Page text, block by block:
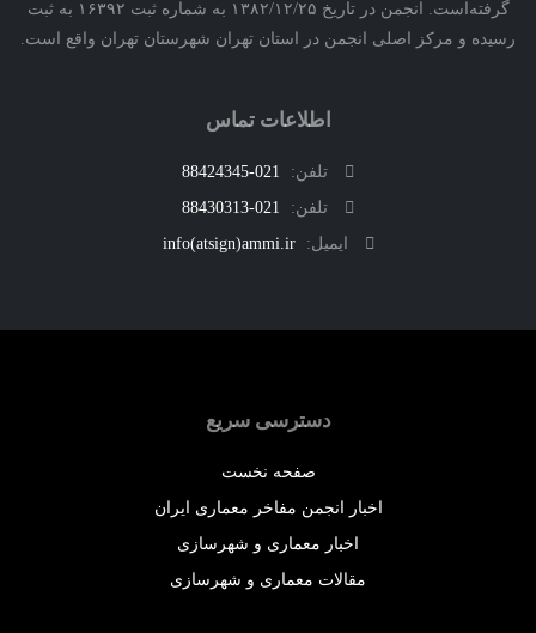
گرفته‌است. انجمن در تاریخ ۱۳۸۲/۱۲/۲۵ به شماره ثبت ۱۶۳۹۲ به ثبت
و مرکز اصلی انجمن در استان تهران شهرستان تهران واقع است.
اطلاعات تماس
تلفن:
021-88424345
تلفن:
021-88430313
ایمیل:
info(atsign)ammi.ir
دسترسی سریع
صفحه نخست
اخبار انجمن مفاخر معماری ایران
اخبار معماری و شهرسازی
مقالات معماری و شهرسازی